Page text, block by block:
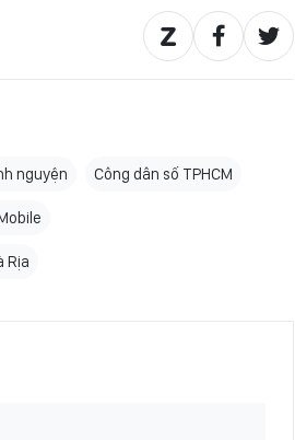
nguyện Công dân số TPHCM
Rịa